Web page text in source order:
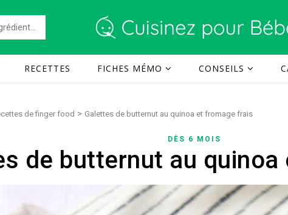
RECETTES FICHES MÉMO CONSEILS
de finger food > Galettes de butternut au quinoa et fromage frais
DÈS 6 MOIS
de butternut au